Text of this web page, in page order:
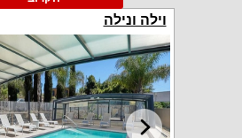
וילה ונילה